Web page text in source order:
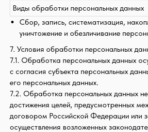
Виды обработки персональных данных
Сбор, запись, систематизация,
уничтожение и обезличивание
7. Условия обработки персональных
7.1. Обработка персональных данных
с согласия субъекта персональных
его персональных данных.
7.2. Обработка персональных данных
достижения целей, предусмотренных
договором Российской Федерации или
осуществления возложенных